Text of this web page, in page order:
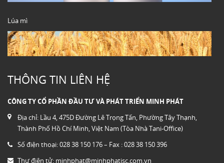
Lúa mì
THÔNG TIN LIÊN HỆ
CÔNG TY CỔ PHẦN ĐẦU TƯ VÀ PHÁT TRIỂN MINH PHÁT
Địa chỉ: Lầu 4, 475D Đường Lê Trọng Tấn, Phường Tây Thạnh,
Thành Phố Hồ Chí Minh, Việt Nam (Tòa Nhà Tani-Office)
Số điện thoại: 028 38 150 176 – Fax : 028 38 150 396
Thư điện tử: minhphat@minhphatjsc.com.vn